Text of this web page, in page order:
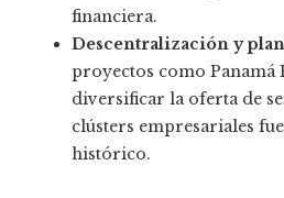
financiera.
Descentralización y
proyectos como Panamá
diversificar la oferta de
clústers empresariales
histórico.